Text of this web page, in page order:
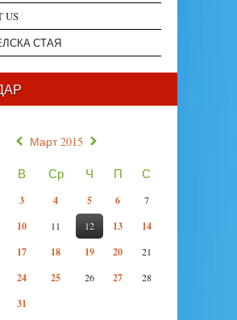
US
СТАЯ
Март 2015
В Ср Ч П С
3 4 5 6
7
10 11 12 13 14
17 18 19 20
21
24 25 26 27
28
31